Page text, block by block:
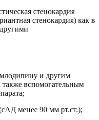
стенокардия
стенокардия) как в
и другим
вспомогательным
менее 90 мм рт.ст.);